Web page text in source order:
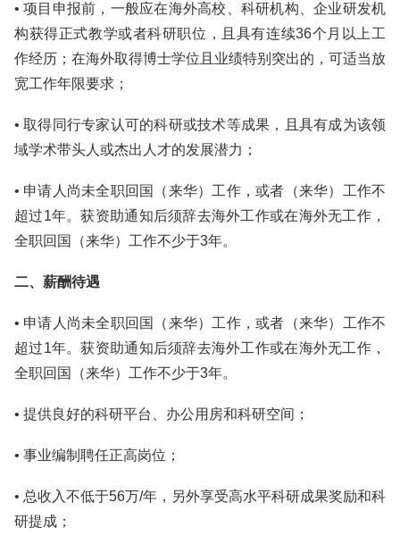
• 项目申报前，一般应在海外高校、科研机构、企业研发机
构获得正式教学或者科研职位，且具有连续36个月以上工
作经历；在海外取得博士学位且业绩特别突出的，可适当放
宽工作年限要求；
• 取得同行专家认可的科研或技术等成果，且具有成为该领
域学术带头人或杰出人才的发展潜力；
• 申请人尚未全职回国（来华）工作，或者（来华）工作不
超过1年。获资助通知后须辞去海外工作或在海外无工作，
全职回国（来华）工作不少于3年。
二、薪酬待遇
• 申请人尚未全职回国（来华）工作，或者（来华）工作不
超过1年。获资助通知后须辞去海外工作或在海外无工作，
全职回国（来华）工作不少于3年。
• 提供良好的科研平台、办公用房和科研空间；
• 事业编制聘任正高岗位；
• 总收入不低于56万/年，另外享受高水平科研成果奖励和科
研提成；